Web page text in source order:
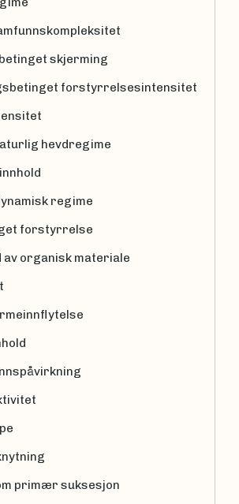
skjerming
forstyrrelsesintensitet
hevdregime
regime
forstyrrelse
av organisk materiale
primær suksesjon